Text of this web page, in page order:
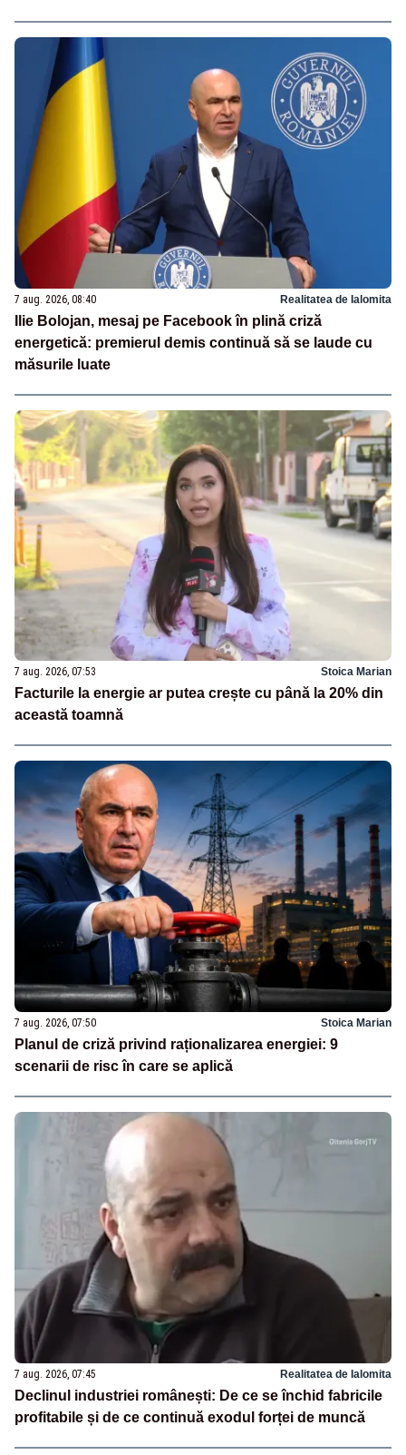
7 aug. 2026, 08:40 Realitatea de Ialomita
Ilie Bolojan, mesaj pe Facebook în plină criză
energetică: premierul demis continuă să se laude cu
măsurile luate
7 aug. 2026, 07:53 Stoica Marian
Facturile la energie ar putea crește cu până la 20% din
această toamnă
7 aug. 2026, 07:50 Stoica Marian
Planul de criză privind raționalizarea energiei: 9
scenarii de risc în care se aplică
7 aug. 2026, 07:45 Realitatea de Ialomita
Declinul industriei românești: De ce se închid fabricile
profitabile și de ce continuă exodul forței de muncă